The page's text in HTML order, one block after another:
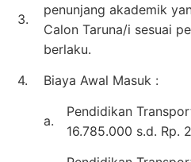
3.
penunjang akademik
Calon Taruna/i sesuai
berlaku.
4.
Biaya Awal Masuk :
a.
Pendidikan
16.785.000 s.d. Rp.